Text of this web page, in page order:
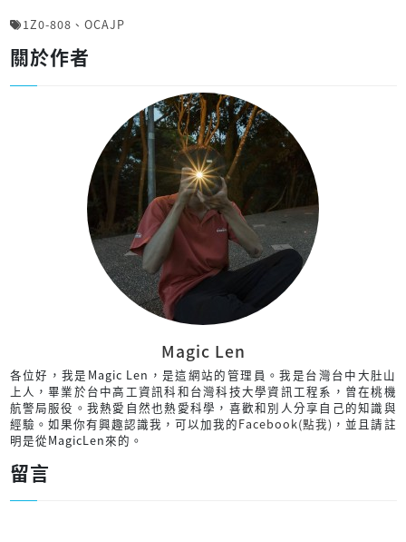
1Z0-808 、 OCAJP
關於作者
Magic Len
各位好，我是Magic Len，是這網站的管理員。我是台灣台中大肚山
上人，畢業於台中高工資訊科和台灣科技大學資訊工程系，曾在桃機
航警局服役。我熱愛自然也熱愛科學，喜歡和別人分享自己的知識與
經驗。如果你有興趣認識我，可以加我的Facebook(點我) ，並且請註
明是從MagicLen來的。
留言